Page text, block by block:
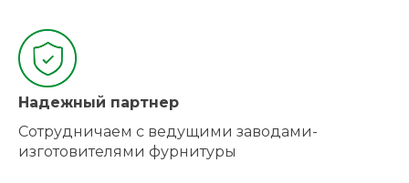
Надежный партнер
Сотрудничаем с ведущими заводами-
изготовителями фурнитуры